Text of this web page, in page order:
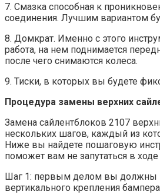
7. Смазка способная к
соединения. Лучшим вариантом
8. Домкрат. Именно с этого
работа, на нем поднимается
после чего снимаются колеса.
9. Тиски, в которых вы будете
Процедура замены верхних
Замена сайлентблоков 2107
нескольких шагов, каждый из
Ниже вы найдете пошаговую
поможет вам не запутаться в
Шаг 1: первым делом вы должны
вертикального крепления